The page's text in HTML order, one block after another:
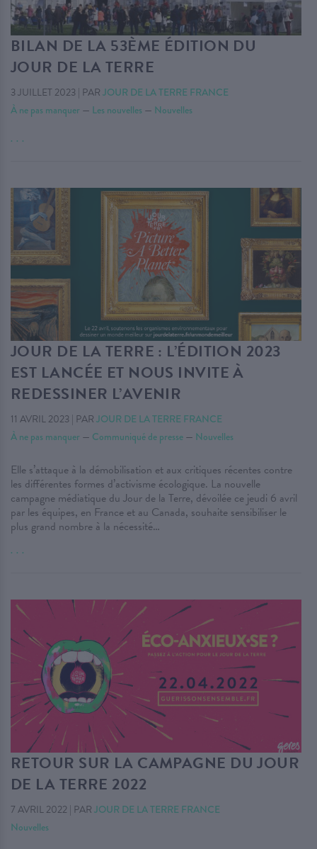
BILAN DE LA 53ÈME ÉDITION DU
JOUR DE LA TERRE
3 JUILLET 2023 | PAR JOUR DE LA TERRE FRANCE
À ne pas manquer — Les nouvelles — Nouvelles
. . .
JOUR DE LA TERRE : L’ÉDITION 2023
EST LANCÉE ET NOUS INVITE À
REDESSINER L’AVENIR
11 AVRIL 2023 | PAR JOUR DE LA TERRE FRANCE
À ne pas manquer — Communiqué de presse — Nouvelles
Elle s’attaque à la démobilisation et aux critiques récentes contre
les différentes formes d’activisme écologique. La nouvelle
campagne médiatique du Jour de la Terre, dévoilée ce jeudi 6 avril
par les équipes, en France et au Canada, souhaite sensibiliser le
plus grand nombre à la nécessité…
. . .
RETOUR SUR LA CAMPAGNE DU JOUR
DE LA TERRE 2022
7 AVRIL 2022 | PAR JOUR DE LA TERRE FRANCE
Nouvelles